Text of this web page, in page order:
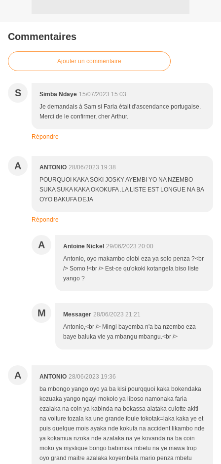
Commentaires
Ajouter un commentaire
S Simba Ndaye 15/07/2023 15:03
Je demandais à Sam si Faria était d'ascendance portugaise.
Merci de le confirmer, cher Arthur.
Répondre
A ANTONIO 28/06/2023 19:38
POURQUOI KAKA SOKI JOSKY AYEMBI YO NA NZEMBO
SUKA SUKA KAKA OKOKUFA .LA LISTE EST LONGUE NA BA
OYO BAKUFA DEJA
Répondre
A Antoine Nickel 29/06/2023 20:00
Antonio, oyo makambo olobi eza ya solo penza ?<br
/> Somo !<br /> Est-ce qu'okoki kotangela biso liste
yango ?
M Messager 28/06/2023 21:21
Antonio,<br /> Mingi bayemba n'a ba nzembo eza
baye baluka vie ya mbangu mbangu.<br />
A ANTONIO 28/06/2023 19:36
ba mbongo yango oyo ya ba kisi pourqquoi kaka bokendaka
kozuaka yango ngayi mokolo ya liboso namonaka faria
ezalaka na coin ya kabinda na bokassa alataka culotte akiti
na voiture tozala ka une grande foule tokotak=laka kaka ye et
puis quelque mois ayaka nde kokufa na accident likambo nde
ya kokamua nzoka nde azalaka na ye kovanda na ba coin
moko ya mystique bongo babimisa mbetu na ye mawa trop
oyo grand maitre azalaka koyembela mario penza mbetu